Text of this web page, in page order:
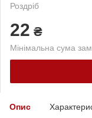
Роздріб
22 ₴
Мінімальна сума
Опис